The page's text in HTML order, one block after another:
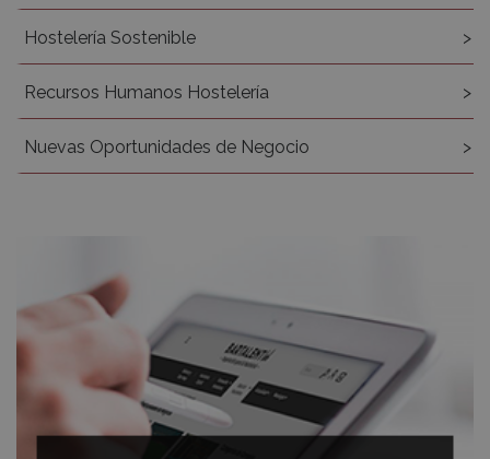
Hostelería Sostenible
Recursos Humanos Hostelería
Nuevas Oportunidades de Negocio